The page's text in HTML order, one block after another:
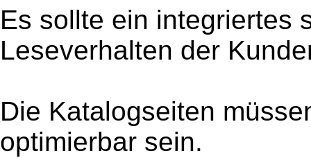
Es sollte ein integriertes
Leseverhalten der
Die Katalogseiten
optimierbar sein.